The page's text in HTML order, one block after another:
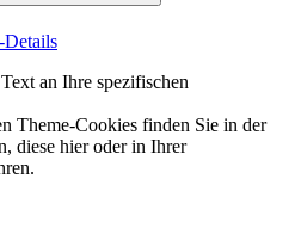
an Ihre spezifischen
Theme-Cookies finden Sie in der
diese hier oder in Ihrer